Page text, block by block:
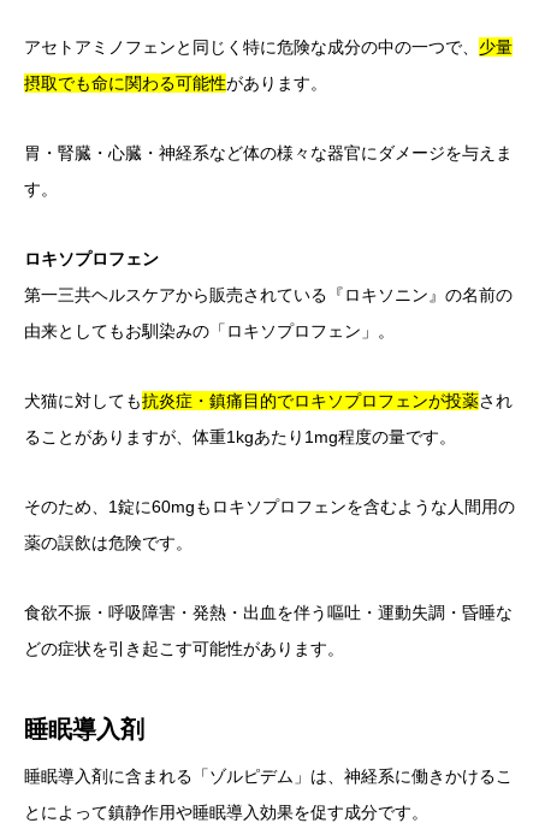
アセトアミノフェンと同じく特に危険な成分の中の一つで、 少量
摂取でも命に関わる可能性があります。
胃・腎臓・心臓・神経系など体の様々な器官にダメージを与えま
す。
ロキソプロフェン
第一三共ヘルスケアから販売されている『ロキソニン』の名前の
由来としてもお馴染みの「ロキソプロフェン」。
犬猫に対しても抗炎症・鎮痛目的でロキソプロフェンが投薬され
ることがありますが、体重1kgあたり1mg程度の量です。
そのため、1錠に60mgもロキソプロフェンを含むような人間用の
薬の誤飲は危険です。
食欲不振・呼吸障害・発熱・出血を伴う嘔吐・運動失調・昏睡な
どの症状を引き起こす可能性があります。
睡眠導入剤
睡眠導入剤に含まれる「ゾルピデム」は、神経系に働きかけるこ
とによって鎮静作用や睡眠導入効果を促す成分です。